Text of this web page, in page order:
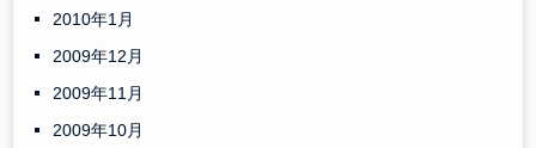
2010年1月
2009年12月
2009年11月
2009年10月